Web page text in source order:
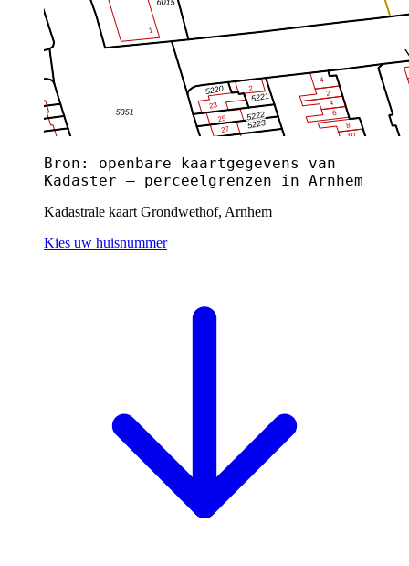
Bron: openbare kaartgegevens van
Kadaster — perceelgrenzen in Arnhem
Kadastrale kaart Grondwethof, Arnhem
Kies uw huisnummer